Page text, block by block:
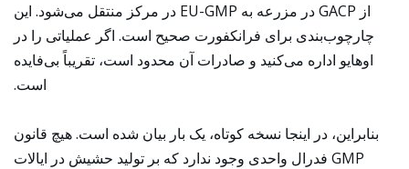
از GACP در مزرعه به EU-GMP در مرکز منتقل می‌شود. این
چارچوب‌بندی برای فرانکفورت صحیح است. اگر عملیاتی را در
اوهایو اداره می‌کنید و صادرات آن محدود است، تقریباً بی‌فایده
است.
بنابراین، در اینجا نسخه کوتاه، یک بار بیان شده است. هیچ قانون
GMP فدرال واحدی وجود ندارد که بر تولید حشیش در ایالات